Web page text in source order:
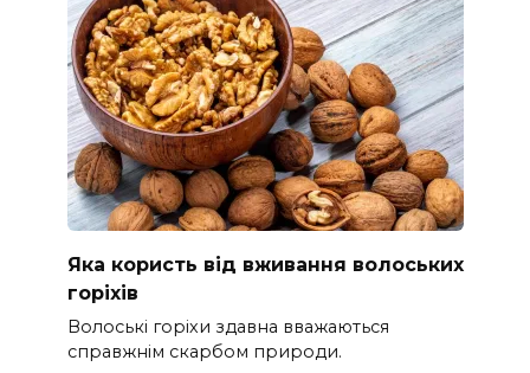
Яка користь від вживання волоських
горіхів
Волоські горіхи здавна вважаються
справжнім скарбом природи.